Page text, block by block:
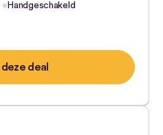
Handgeschakeld
deal